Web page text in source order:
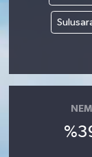
NEM